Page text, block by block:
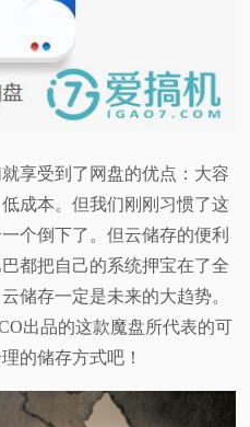
享受到了网盘的优点：大容
成本。但我们刚刚习惯了这
个倒下了。但云储存的便利
都把自己的系统押宝在了全
储存一定是未来的大趋势。
出品的这款魔盘所代表的可
的储存方式吧！